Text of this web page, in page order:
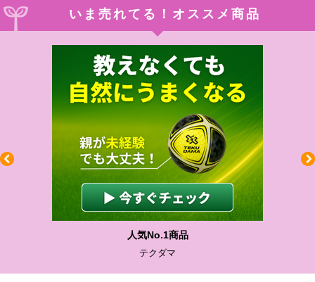
いま売れてる！オススメ商品
わかりやすい質問に沿って書ける
サカイクサッカーノート